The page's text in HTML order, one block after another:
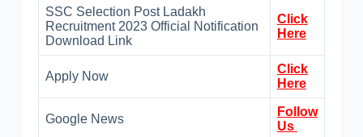
SSC Selection Post Ladakh
Recruitment 2023 Official Notification
Download Link
Click
Here
Apply Now
Click
Here
Google News
Follow
Us